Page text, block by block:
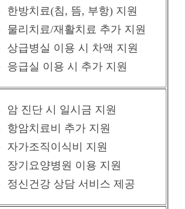
한방치료(침, 뜸, 부항) 지원
물리치료/재활치료 추가 지원
상급병실 이용 시 차액 지원
응급실 이용 시 추가 지원
암 진단 시 일시금 지원
항암치료비 추가 지원
자가조직이식비 지원
장기요양병원 이용 지원
정신건강 상담 서비스 제공